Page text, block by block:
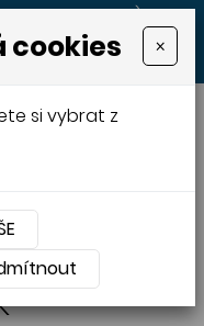
DŘEVĚNÝCH
cookies ×
si vybrat z